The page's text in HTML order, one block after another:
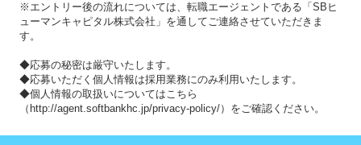
※エントリー後の流れについては、転職エージェントである「SBヒ
ューマンキャピタル株式会社」を通してご連絡させていただきま
す。
◆応募の秘密は厳守いたします。
◆応募いただく個人情報は採用業務にのみ利用いたします。
◆個人情報の取扱いについてはこちら
（http://agent.softbankhc.jp/privacy-policy/）をご確認ください。